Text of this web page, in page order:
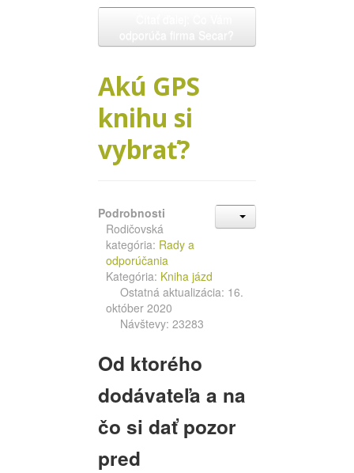
Akú GPS
knihu si
vybrať?
Podrobnosti
Rodičovská
kategória: Rady a
odporúčania
Kategória: Kniha jázd
Ostatná aktualizácia: 16.
október 2020
Návštevy: 23283
Od ktorého
dodávateľa a na
čo si dať pozor
pred